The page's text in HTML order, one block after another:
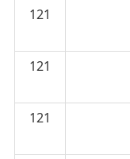
121
121
121